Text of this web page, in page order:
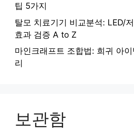
팁 5가지
탈모 치료기기 비교분석: LED/
효과 검증 A to Z
마인크래프트 조합법: 희귀 아
리
보관함